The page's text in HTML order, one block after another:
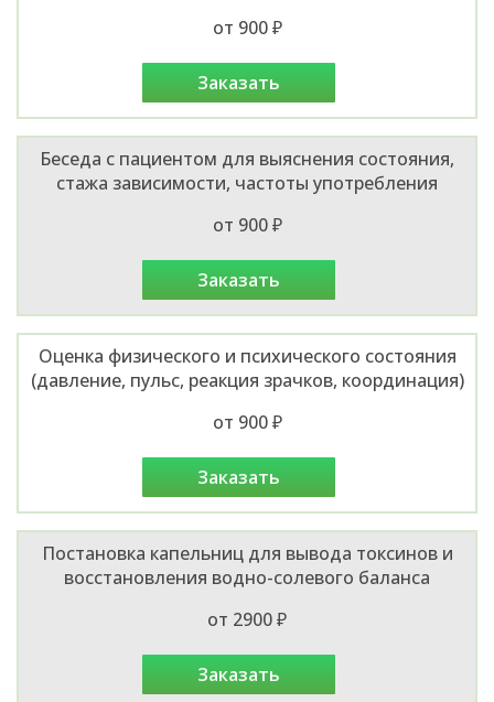
от 900 ₽
заказать
Беседа с пациентом для выяснения состояния,
стажа зависимости, частоты употребления
от 900 ₽
заказать
Оценка физического и психического состояния
(давление, пульс, реакция зрачков, координация)
от 900 ₽
заказать
Постановка капельниц для вывода токсинов и
восстановления водно-солевого баланса
от 2900 ₽
заказать